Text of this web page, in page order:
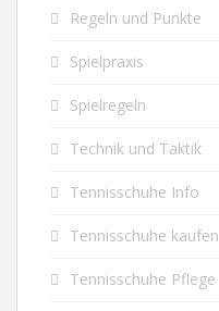
Regeln und Punkte
Spielpraxis
Spielregeln
Technik und Taktik
Tennisschuhe Info
Tennisschuhe kaufen
Tennisschuhe Pflege